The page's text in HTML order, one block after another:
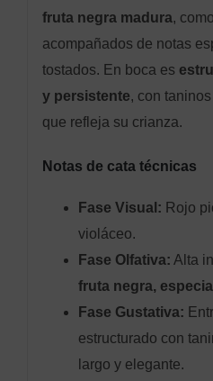
fruta negra madura,
acompañados de notas
tostados. En boca es
y persistente, con
que refleja su crianza.
Notas de cata técnicas
Fase Visual: Rojo
violáceo.
Fase Olfativa: Alta
fruta negra,
Fase Gustativa:
estructurado con
largo y elegante.